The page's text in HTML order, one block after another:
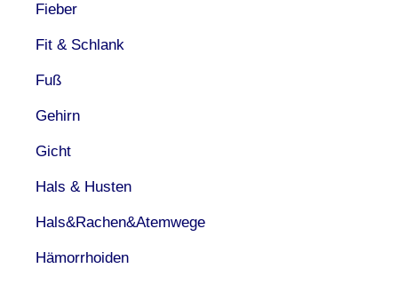
Fieber
Fit & Schlank
Fuß
Gehirn
Gicht
Hals & Husten
Hals&Rachen&Atemwege
Hämorrhoiden